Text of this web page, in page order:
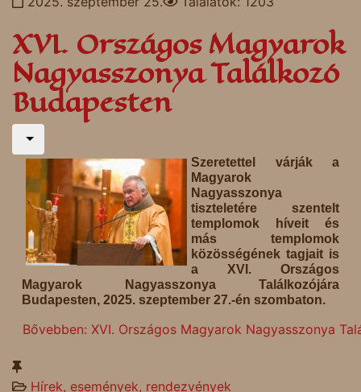
XVI. Országos Magyarok
Nagyasszonya Találkozó
Budapesten
Szeretettel várják a
Magyarok
Nagyasszonya
tiszteletére szentelt
templomok híveit és
más templomok
közösségének tagjait is
a XVI. Országos
Magyarok Nagyasszonya Találkozójára
Budapesten, 2025. szeptember 27.-én szombaton.
Bővebben: XVI. Országos Magyarok Nagyasszonya
Hírek, események, rendezvények